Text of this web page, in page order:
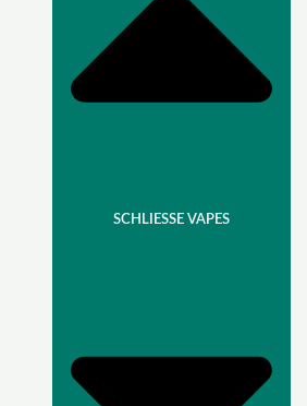
SCHLIESSE VAPES